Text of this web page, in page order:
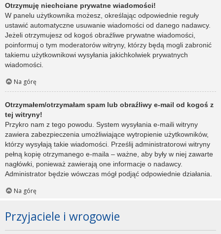
Otrzymuję niechciane prywatne wiadomości!
W panelu użytkownika możesz, określając odpowiednie reguły
ustawić automatyczne usuwanie wiadomości od danego nadawcy.
Jeżeli otrzymujesz od kogoś obraźliwe prywatne wiadomości,
poinformuj o tym moderatorów witryny, którzy będą mogli zabronić
takiemu użytkownikowi wysyłania jakichkolwiek prywatnych
wiadomości.
Na górę
Otrzymałem/otrzymałam spam lub obraźliwy e-mail od kogoś z
tej witryny!
Przykro nam z tego powodu. System wysyłania e-maili witryny
zawiera zabezpieczenia umożliwiające wytropienie użytkowników,
którzy wysyłają takie wiadomości. Prześlij administratorowi witryny
pełną kopię otrzymanego e-maila – ważne, aby były w niej zawarte
nagłówki, ponieważ zawierają one informacje o nadawcy.
Administrator będzie wówczas mógł podjąć odpowiednie działania.
Na górę
Przyjaciele i wrogowie